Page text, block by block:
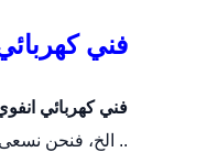
فني
فني كهربائي
.. الخ، فنحن